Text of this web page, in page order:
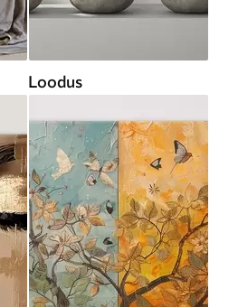
Loodus